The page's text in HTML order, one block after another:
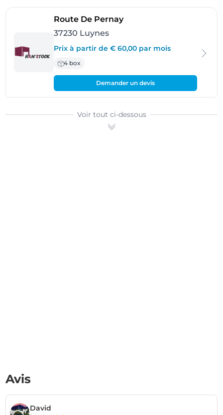
Route De Pernay- Luynes
37230 Luynes
Prix à partir de € 60,00 par mois
4 box
Demander un devis
Voir tout ci-dessous
Avis
David